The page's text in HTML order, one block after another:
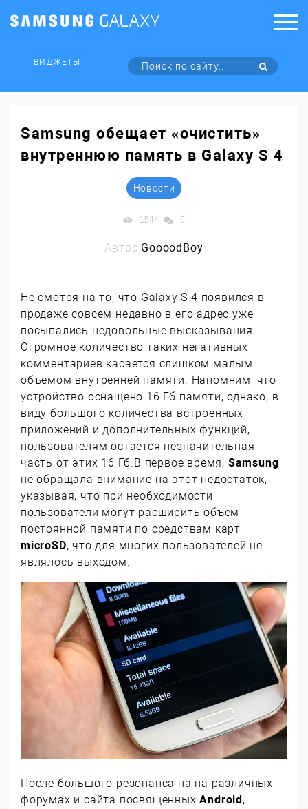
ВИДЖЕТЫ
Samsung обещает «очистить»
внутреннюю память в Galaxy S 4
Новости
1544 0
Автор:GoooodBoy
Не смотря на то, что Galaxy S 4 появился в
продаже совсем недавно в его адрес уже
посыпались недовольные высказывания.
Огромное количество таких негативных
комментариев касается слишком малым
объемом внутренней памяти. Напомним, что
устройство оснащено 16 Гб памяти, однако, в
виду большого количества встроенных
приложений и дополнительных функций,
пользователям остается незначительная
часть от этих 16 Гб.В первое время, Samsung
не обращала внимание на этот недостаток,
указывая, что при необходимости
пользователи могут расширить объем
постоянной памяти по средствам карт
microSD, что для многих пользователей не
являлось выходом.
После большого резонанса на на различных
форумах и сайта посвященныхAndroid ,